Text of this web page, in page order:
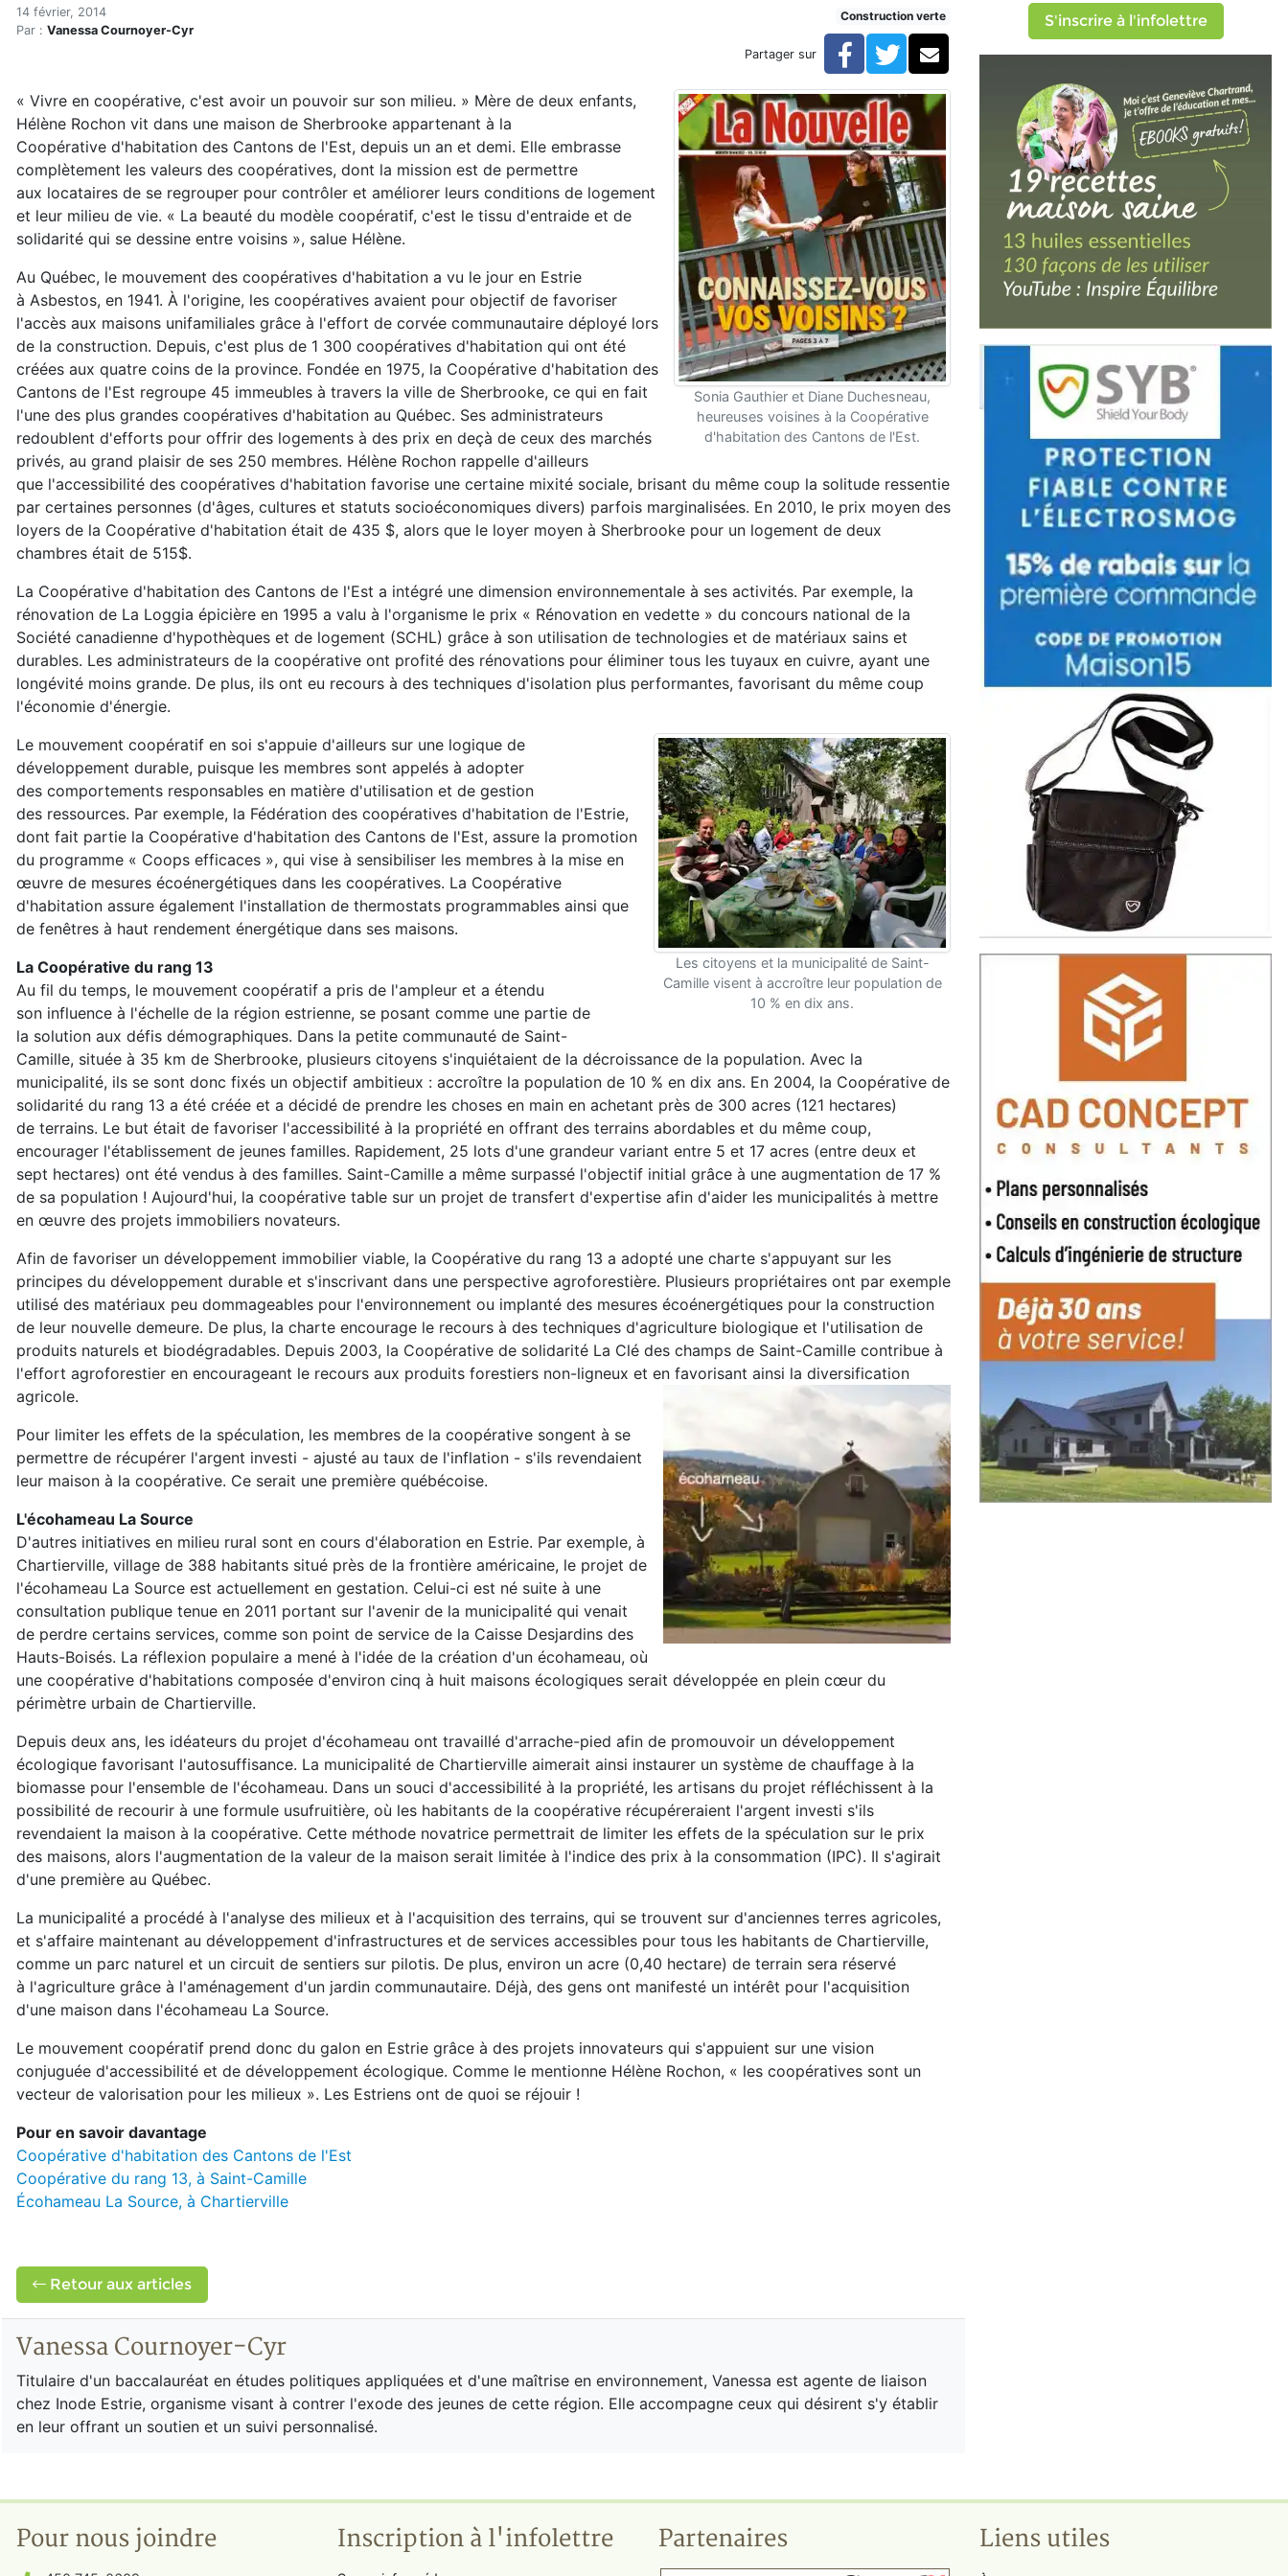
Accueil
Articles
Les coops, pour plus d'accessibilité et de solidarité
Les coops, pour plus d'accessibilité et de solidarité
14 février, 2014
Par : Vanessa Cournoyer-Cyr
Construction verte
Partager sur Facebook
TwitterCourriel
Sonia Gauthier et Diane Duchesneau,
heureuses voisines à la Coopérative
d'habitation des Cantons de l'Est.
« Vivre en coopérative, c'est avoir un pouvoir sur son milieu. » Mère de deux enfants,
Hélène Rochon vit dans une maison de Sherbrooke appartenant à la
Coopérative d'habitation des Cantons de l'Est, depuis un an et demi. Elle embrasse
complètement les valeurs des coopératives, dont la mission est de permettre
aux locataires de se regrouper pour contrôler et améliorer leurs conditions de logement
et leur milieu de vie. « La beauté du modèle coopératif, c'est le tissu d'entraide et de
solidarité qui se dessine entre voisins », salue Hélène.
Au Québec, le mouvement des coopératives d'habitation a vu le jour en Estrie
à Asbestos, en 1941. À l'origine, les coopératives avaient pour objectif de favoriser
l'accès aux maisons unifamiliales grâce à l'effort de corvée communautaire déployé lors
de la construction. Depuis, c'est plus de 1 300 coopératives d'habitation qui ont été
créées aux quatre coins de la province. Fondée en 1975, la Coopérative d'habitation des
Cantons de l'Est regroupe 45 immeubles à travers la ville de Sherbrooke, ce qui en fait
l'une des plus grandes coopératives d'habitation au Québec. Ses administrateurs
redoublent d'efforts pour offrir des logements à des prix en deçà de ceux des marchés
privés, au grand plaisir de ses 250 membres. Hélène Rochon rappelle d'ailleurs
que l'accessibilité des coopératives d'habitation favorise une certaine mixité sociale, brisant du même coup la solitude ressentie
par certaines personnes (d'âges, cultures et statuts socioéconomiques divers) parfois marginalisées. En 2010, le prix moyen des
loyers de la Coopérative d'habitation était de 435 $, alors que le loyer moyen à Sherbrooke pour un logement de deux
chambres était de 515$.
La Coopérative d'habitation des Cantons de l'Est a intégré une dimension environnementale à ses activités. Par exemple, la
rénovation de La Loggia épicière en 1995 a valu à l'organisme le prix « Rénovation en vedette » du concours national de la
Société canadienne d'hypothèques et de logement (SCHL) grâce à son utilisation de technologies et de matériaux sains et
durables. Les administrateurs de la coopérative ont profité des rénovations pour éliminer tous les tuyaux en cuivre, ayant une
longévité moins grande. De plus, ils ont eu recours à des techniques d'isolation plus performantes, favorisant du même coup
l'économie d'énergie.
Les citoyens et la municipalité de Saint-
Camille visent à accroître leur population de
10 % en dix ans.
Le mouvement coopératif en soi s'appuie d'ailleurs sur une logique de
développement durable, puisque les membres sont appelés à adopter
des comportements responsables en matière d'utilisation et de gestion
des ressources. Par exemple, la Fédération des coopératives d'habitation de l'Estrie,
dont fait partie la Coopérative d'habitation des Cantons de l'Est, assure la promotion
du programme « Coops efficaces », qui vise à sensibiliser les membres à la mise en
œuvre de mesures écoénergétiques dans les coopératives. La Coopérative
d'habitation assure également l'installation de thermostats programmables ainsi que
de fenêtres à haut rendement énergétique dans ses maisons.
La Coopérative du rang 13
Au fil du temps, le mouvement coopératif a pris de l'ampleur et a étendu
son influence à l'échelle de la région estrienne, se posant comme une partie de
la solution aux défis démographiques. Dans la petite communauté de Saint-
Camille, située à 35 km de Sherbrooke, plusieurs citoyens s'inquiétaient de la décroissance de la population. Avec la
municipalité, ils se sont donc fixés un objectif ambitieux : accroître la population de 10 % en dix ans. En 2004, la Coopérative de
solidarité du rang 13 a été créée et a décidé de prendre les choses en main en achetant près de 300 acres (121 hectares)
de terrains. Le but était de favoriser l'accessibilité à la propriété en offrant des terrains abordables et du même coup,
encourager l'établissement de jeunes familles. Rapidement, 25 lots d'une grandeur variant entre 5 et 17 acres (entre deux et
sept hectares) ont été vendus à des familles. Saint-Camille a même surpassé l'objectif initial grâce à une augmentation de 17 %
de sa population ! Aujourd'hui, la coopérative table sur un projet de transfert d'expertise afin d'aider les municipalités à mettre
en œuvre des projets immobiliers novateurs.
Afin de favoriser un développement immobilier viable, la Coopérative du rang 13 a adopté une charte s'appuyant sur les
principes du développement durable et s'inscrivant dans une perspective agroforestière. Plusieurs propriétaires ont par exemple
utilisé des matériaux peu dommageables pour l'environnement ou implanté des mesures écoénergétiques pour la construction
de leur nouvelle demeure. De plus, la charte encourage le recours à des techniques d'agriculture biologique et l'utilisation de
produits naturels et biodégradables. Depuis 2003, la Coopérative de solidarité La Clé des champs de Saint-Camille contribue à
l'effort agroforestier en encourageant le recours aux produits forestiers non-ligneux et en favorisant ainsi la diversification
agricole.
Pour limiter les effets de la spéculation, les membres de la coopérative songent à se
permettre de récupérer l'argent investi - ajusté au taux de l'inflation - s'ils revendaient
leur maison à la coopérative. Ce serait une première québécoise.
L'écohameau La Source
D'autres initiatives en milieu rural sont en cours d'élaboration en Estrie. Par exemple, à
Chartierville, village de 388 habitants situé près de la frontière américaine, le projet de
l'écohameau La Source est actuellement en gestation. Celui-ci est né suite à une
consultation publique tenue en 2011 portant sur l'avenir de la municipalité qui venait
de perdre certains services, comme son point de service de la Caisse Desjardins des
Hauts-Boisés. La réflexion populaire a mené à l'idée de la création d'un écohameau, où
une coopérative d'habitations composée d'environ cinq à huit maisons écologiques serait développée en plein cœur du
périmètre urbain de Chartierville.
Depuis deux ans, les idéateurs du projet d'écohameau ont travaillé d'arrache-pied afin de promouvoir un développement
écologique favorisant l'autosuffisance. La municipalité de Chartierville aimerait ainsi instaurer un système de chauffage à la
biomasse pour l'ensemble de l'écohameau. Dans un souci d'accessibilité à la propriété, les artisans du projet réfléchissent à la
possibilité de recourir à une formule usufruitière, où les habitants de la coopérative récupéreraient l'argent investi s'ils
revendaient la maison à la coopérative. Cette méthode novatrice permettrait de limiter les effets de la spéculation sur le prix
des maisons, alors l'augmentation de la valeur de la maison serait limitée à l'indice des prix à la consommation (IPC). Il s'agirait
d'une première au Québec.
La municipalité a procédé à l'analyse des milieux et à l'acquisition des terrains, qui se trouvent sur d'anciennes terres agricoles,
et s'affaire maintenant au développement d'infrastructures et de services accessibles pour tous les habitants de Chartierville,
comme un parc naturel et un circuit de sentiers sur pilotis. De plus, environ un acre (0,40 hectare) de terrain sera réservé
à l'agriculture grâce à l'aménagement d'un jardin communautaire. Déjà, des gens ont manifesté un intérêt pour l'acquisition
d'une maison dans l'écohameau La Source.
Le mouvement coopératif prend donc du galon en Estrie grâce à des projets innovateurs qui s'appuient sur une vision
conjuguée d'accessibilité et de développement écologique. Comme le mentionne Hélène Rochon, « les coopératives sont un
vecteur de valorisation pour les milieux ». Les Estriens ont de quoi se réjouir !
Pour en savoir davantage
Coopérative d'habitation des Cantons de l'Est
Coopérative du rang 13, à Saint-Camille
Écohameau La Source, à Chartierville
Retour aux articles
Vanessa Cournoyer-Cyr
Titulaire d'un baccalauréat en études politiques appliquées et d'une maîtrise en environnement, Vanessa est agente de liaison
chez Inode Estrie, organisme visant à contrer l'exode des jeunes de cette région. Elle accompagne ceux qui désirent s'y établir
en leur offrant un soutien et un suivi personnalisé.
S'inscrire à l'infolettre
Pour nous joindre Inscription à l'infolettre Partenaires Liens utiles